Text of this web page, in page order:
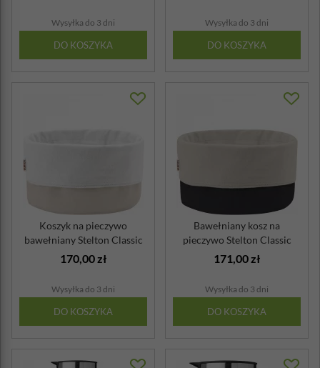
Wysyłka do 3 dni
DO KOSZYKA
Wysyłka do 3 dni
DO KOSZYKA
Koszyk na pieczywo
bawełniany Stelton Classic
piaskowo-biały
170,00 zł
Wysyłka do 3 dni
DO KOSZYKA
Bawełniany kosz na
pieczywo Stelton Classic
czarno-beżowy
171,00 zł
Wysyłka do 3 dni
DO KOSZYKA